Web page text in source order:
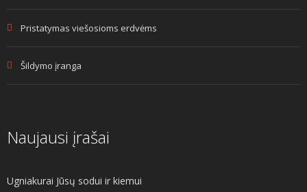
Pristatymas viešosioms erdvėms
Šildymo įranga
Naujausi įrašai
Ugniakurai Jūsų sodui ir kiemui